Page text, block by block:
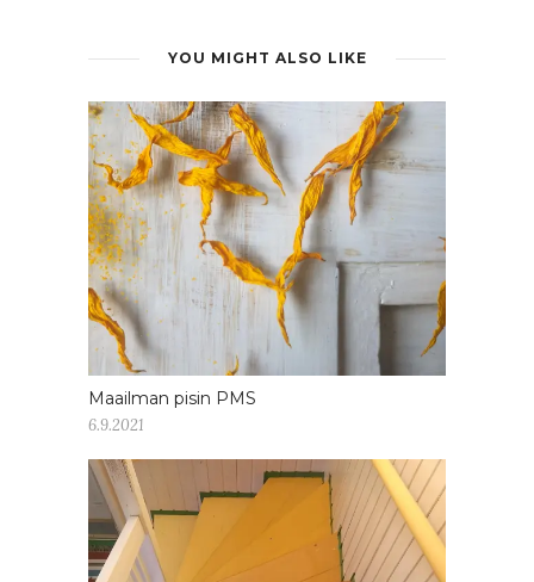
YOU MIGHT ALSO LIKE
Maailman pisin PMS
6.9.2021